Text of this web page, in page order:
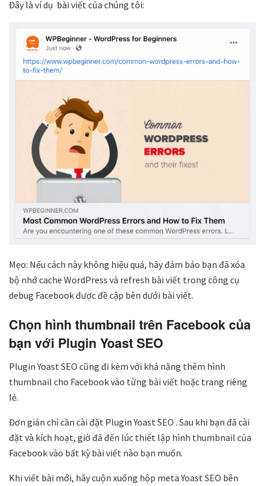
Đây là ví dụ bài viết của chúng tôi:
Mẹo: Nếu cách này không hiệu quả, hãy đảm bảo bạn đã xóa
bộ nhớ cache WordPress và refresh bài viết trong công cụ
debug Facebook được đề cập bên dưới bài viết.
Chọn hình thumbnail trên Facebook của
bạn với Plugin Yoast SEO
Plugin Yoast SEO cũng đi kèm với khả năng thêm hình
thumbnail cho Facebook vào từng bài viết hoặc trang riêng
lẻ.
Đơn giản chỉ cần cài đặt Plugin Yoast SEO . Sau khi bạn đã cài
đặt và kích hoạt, giờ đã đến lúc thiết lập hình thumbnail của
Facebook vào bất kỳ bài viết nào bạn muốn.
Khi viết bài mới, hãy cuộn xuống hộp meta Yoast SEO bên